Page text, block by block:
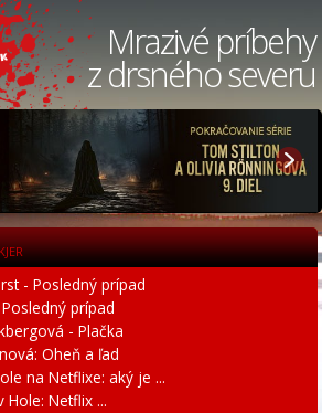
Mrazivé príbehy
z drsného severu
- Posledný prípad
prípad
- Plačka
Oheň a ľad
na Netflixe: aký je ...
Netflix ...